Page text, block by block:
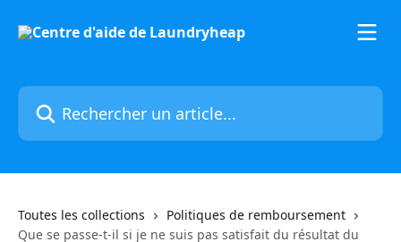
Rechercher un article...
Toutes les collections
Politiques de remboursement
Que se passe-t-il si je ne suis pas satisfait du résultat du